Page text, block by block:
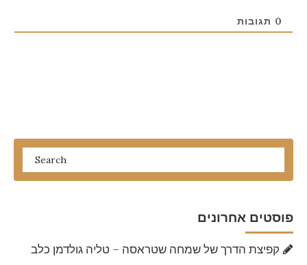
פוסטים אחרונים
קפיצת הדרך של שמחה שטראסה – טליה גולדמן כלב
0 תגובות